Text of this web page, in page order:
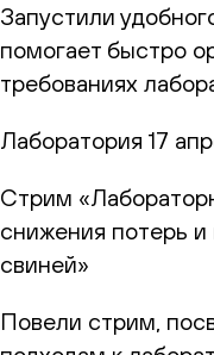
Запустили
помогает быстро
требованиях
Лаборатория 17
Стрим
снижения потерь
свиней»
Повели стрим,